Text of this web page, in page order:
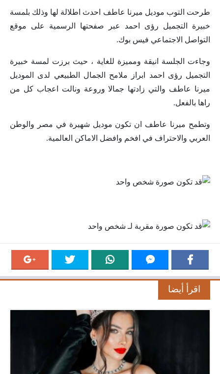
طرحت التوب موديل ميرنا عاطف احدث اطلالة لها وذلك بلمسة
خبيرة التجميل رؤى احمد عبر صفحتها الرسمية على موقع
التواصل الاجتماعي فيس بوك.
وجاءت الجلسة انيقة ومميزة للغاية ، حيث برزت لمسة خبيرة
التجميل رؤى احمد ابراز ملامح الجمال الطبيعي لدى الموديل
ميرنا عاطف والتي زادتها جمالا وروعة ونالت اعجاب كل من
راها بالفعل.
وتطمح ميرنا عاطف ان تكون موديل شهيرة في مصر والوطن
العربي والاحتراف في افخم وافضل الاماكن العالمية.
اقرأ أيضا